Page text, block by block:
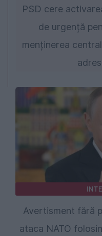
PSD cere
de urgență
menținerea
Avertisment fără
ataca NATO